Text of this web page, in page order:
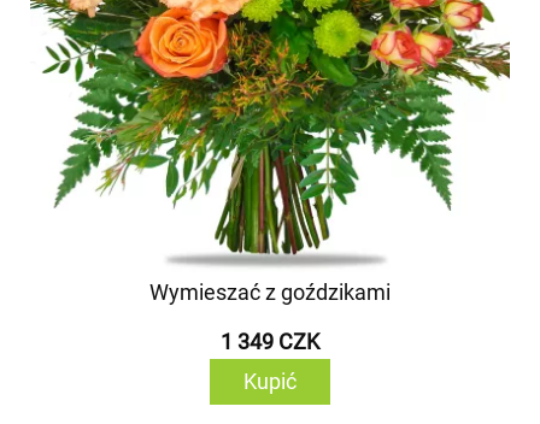
Wymieszać z goździkami
1 349 CZK
Kupić